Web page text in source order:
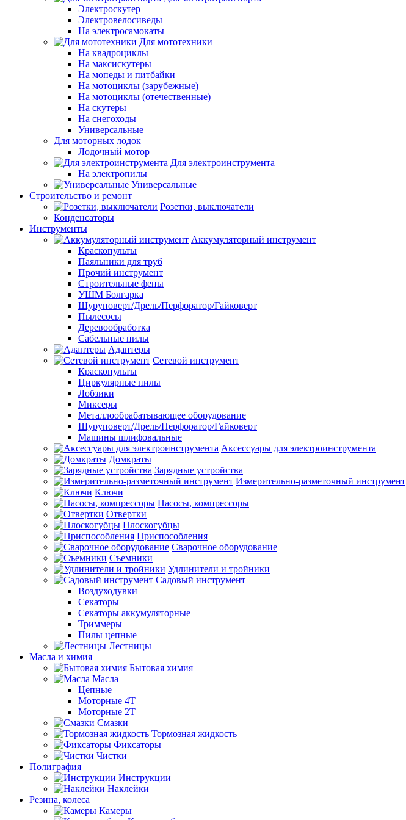
Электроскутер
Электровелосиведы
На электросамокаты
Для мототехники
На квадроциклы
На максискутеры
На мопеды и питбайки
На мотоциклы (зарубежные)
На мотоциклы (отечественные)
На скутеры
На снегоходы
Универсальные
Для моторных лодок
Лодочный мотор
Для электроинструмента
На электропилы
Универсальные
Строительство и ремонт
Розетки, выключатели
Конденсаторы
Инструменты
Аккумуляторный инструмент
Краскопульты
Паяльники для труб
Прочий инструмент
Строительные фены
УШМ Болгарка
Шуруповерт/Дрель/Перфоратор/Гайковерт
Пылесосы
Деревообработка
Сабельные пилы
Адаптеры
Сетевой инструмент
Краскопульты
Циркулярные пилы
Лобзики
Миксеры
Металлообрабатывающее оборудование
Шуруповерт/Дрель/Перфоратор/Гайковерт
Машины шлифовальные
Аксессуары для электроинструмента
Домкраты
Зарядные устройства
Измерительно-разметочный инструмент
Ключи
Насосы, компрессоры
Отвертки
Плоскогубцы
Приспособления
Сварочное оборудование
Съемники
Удлинители и тройники
Садовый инструмент
Воздуходувки
Секаторы
Секаторы аккумуляторные
Триммеры
Пилы цепные
Лестницы
Масла и химия
Бытовая химия
Масла
Цепные
Моторные 4Т
Моторные 2Т
Смазки
Тормозная жидкость
Фиксаторы
Чистки
Полиграфия
Инструкции
Наклейки
Резина, колеса
Камеры